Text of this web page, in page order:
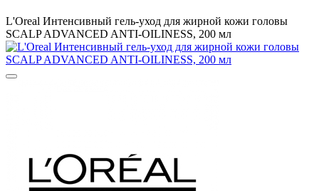
L'Oreal Интенсивный гель-уход для жирной кожи головы
SCALP ADVANCED ANTI-OILINESS, 200 мл